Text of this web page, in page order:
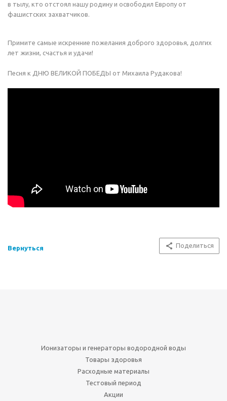
в тылу, кто отстоял нашу родину и освободил Европу от
фашистских захватчиков.
Примите самые искренние пожелания доброго здоровья, долгих
лет жизни, счастья и удачи!
Песня к ДНЮ ВЕЛИКОЙ ПОБЕДЫ от Михаила Рудакова!
Вернуться Поделиться
Ионизаторы и генераторы водородной воды
Товары здоровья
Расходные материалы
Тестовый период
Акции